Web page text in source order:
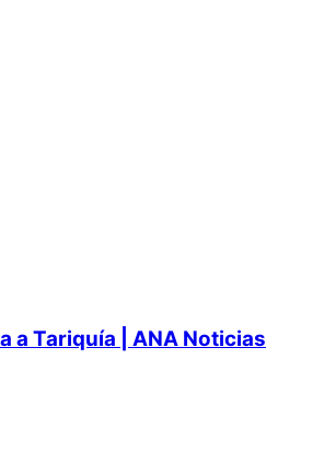
a Tariquía | ANA Noticias